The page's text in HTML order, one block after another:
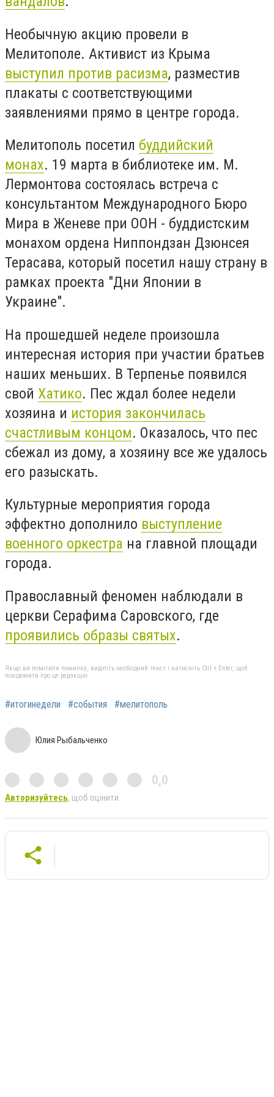
Необычную акцию провели в
Мелитополе. Активист из Крыма
выступил против расизма, разместив
плакаты с соответствующими
заявлениями прямо в центре города.
Мелитополь посетил буддийский
монах. 19 марта в библиотеке им. М.
Лермонтова состоялась встреча с
консультантом Международного Бюро
Мира в Женеве при ООН - буддистским
монахом ордена Ниппондзан Дзюнсея
Терасава, который посетил нашу страну в
рамках проекта "Дни Японии в
Украине".
На прошедшей неделе произошла
интересная история при участии братьев
наших меньших. В Терпенье появился
свой Хатико. Пес ждал более недели
хозяина и история закончилась
счастливым концом. Оказалось, что пес
сбежал из дому, а хозяину все же удалось
его разыскать.
Культурные мероприятия города
эффектно дополнило выступление
военного оркестра на главной площади
города.
Православный феномен наблюдали в
церкви Серафима Саровского, где
проявились образы святых.
Якщо ви помітили помилку, виділіть необхідний текст і натисніть Ctrl + Enter, щоб
повідомити про це редакцію
#итогинедели #события #мелитополь
Юлия Рыбальченко
0,0
Авторизуйтесь, щоб оцінити